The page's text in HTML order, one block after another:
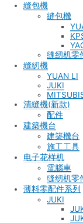
縫包機
縫包機
缝纫机零
縫紉機
YUAN LI
JUKI
清縫機(新款)
配件
建築機台
建築機台
施工工具
电子花样机
電腦車
缝纫机零
薄料零配件系列
JUKI